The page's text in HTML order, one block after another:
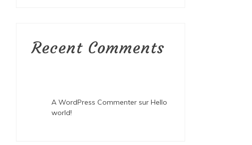
Recent Comments
A WordPress Commenter surHello
world!